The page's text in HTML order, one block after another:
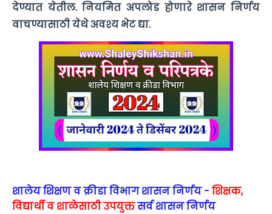
देण्यात येतील. नियमित अपलोड होणारे शासन निर्णय
वाचण्यासाठी येथे अवश्य भेट द्या.
शालेय शिक्षण व क्रीडा विभाग शासन निर्णय - शिक्षक,
विद्यार्थी व शाळेसाठी उपयुक्तसर्व शासन निर्णय